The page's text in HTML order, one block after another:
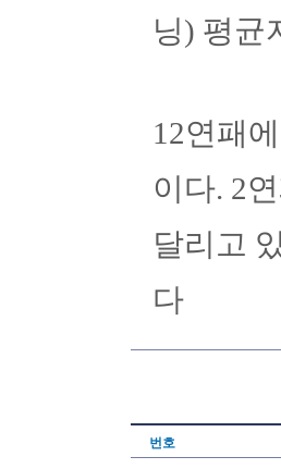
닝) 평균
12연패
이다. 2
달리고
다
번호